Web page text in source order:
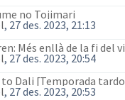
no Tojimari
, 27 des. 2023, 21:13
, 27 des. 2023, 20:54
Dali [Temporada
, 27 des. 2023, 20:53